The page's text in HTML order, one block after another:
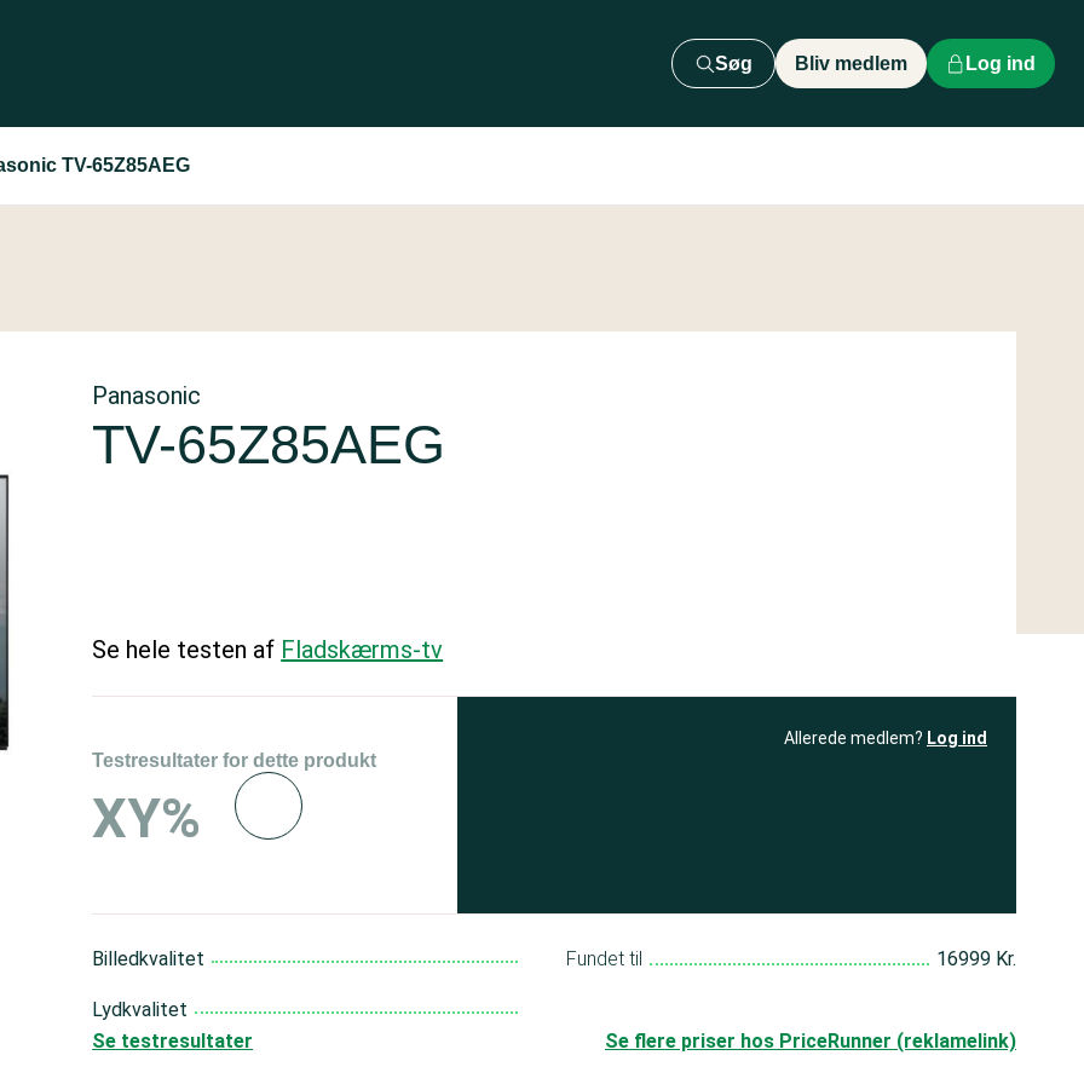
Søg Bliv medlem Log ind
TV-65Z85AEG
Panasonic
TV-65Z85AEG
Se hele testen af Fladskærms-tv
Testresultater for dette produkt
XY%
Allerede medlem? Log ind
Billedkvalitet
Lydkvalitet
Fundet til 16999 Kr.
Se flere priser hos PriceRunner (reklamelink)
Se testresultater